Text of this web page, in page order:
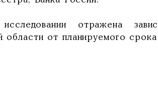
отражена
области от планируемого